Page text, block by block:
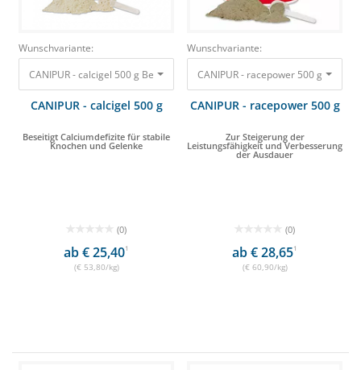
Wunschvariante:
CANIPUR - calcigel 500 g Beseitigt Calciumdefizite für stabile Knochen
CANIPUR - calcigel 500 g
Beseitigt Calciumdefizite für stabile
Knochen und Gelenke
(0)
ab € 25,401
(€ 53,80/kg)
Wunschvariante:
CANIPUR - racepower 500 g Zur
CANIPUR - racepower 500 g
Zur Steigerung der
Leistungsfähigkeit und Verbesserung
der Ausdauer
(0)
ab € 28,651
(€ 60,90/kg)